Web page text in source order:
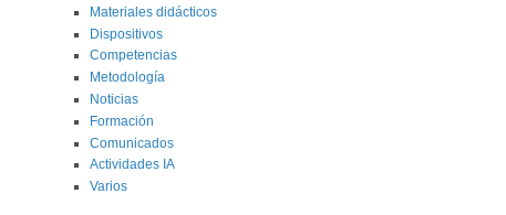
Materiales didácticos
Dispositivos
Competencias
Metodología
Noticias
Formación
Comunicados
Actividades IA
Varios